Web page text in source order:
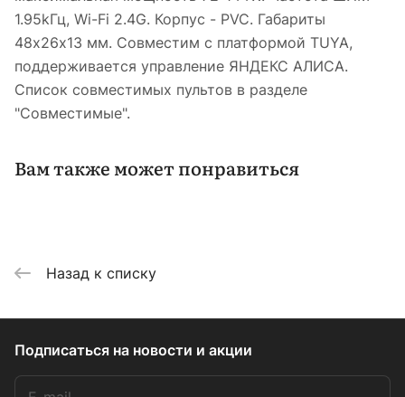
1.95kГц, Wi-Fi 2.4G. Корпус - PVC. Габариты
48х26х13 мм. Cовместим с платформой TUYA,
поддерживается управление ЯНДЕКС АЛИСА.
Список совместимых пультов в разделе
"Совместимые".
Вам также может понравиться
Назад к списку
Подписаться на новости и акции